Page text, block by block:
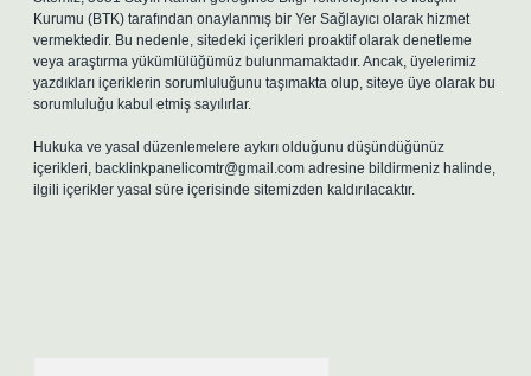
Kurumu (BTK) tarafından onaylanmış bir Yer Sağlayıcı olarak hizmet
vermektedir. Bu nedenle, sitedeki içerikleri proaktif olarak denetleme
veya araştırma yükümlülüğümüz bulunmamaktadır. Ancak, üyelerimiz
yazdıkları içeriklerin sorumluluğunu taşımakta olup, siteye üye olarak bu
sorumluluğu kabul etmiş sayılırlar.
Hukuka ve yasal düzenlemelere aykırı olduğunu düşündüğünüz
içerikleri, backlinkpanelicomtr@gmail.com adresine bildirmeniz halinde,
ilgili içerikler yasal süre içerisinde sitemizden kaldırılacaktır.